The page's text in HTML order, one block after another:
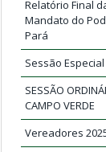
Relatório Final
Mandato do
Pará
Sessão
SESSÃO
CAMPO VERDE
Vereadores